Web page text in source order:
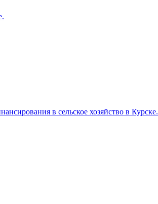
в сельское хозяйство в Курске.